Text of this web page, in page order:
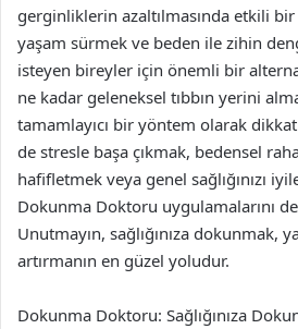
gerginliklerin azaltılmasında etkili bir
yaşam sürmek ve beden ile zihin
isteyen bireyler için önemli bir
ne kadar geleneksel tıbbın yerini
tamamlayıcı bir yöntem olarak
de stresle başa çıkmak, bedensel
hafifletmek veya genel sağlığınızı
Dokunma Doktoru uygulamalarını
Unutmayın, sağlığınıza dokunmak,
artırmanın en güzel yoludur.
Dokunma Doktoru: Sağlığınıza